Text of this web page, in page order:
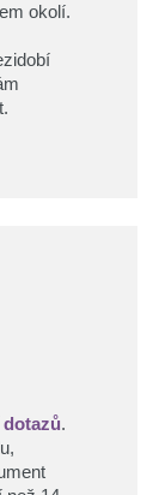
okolí.
.